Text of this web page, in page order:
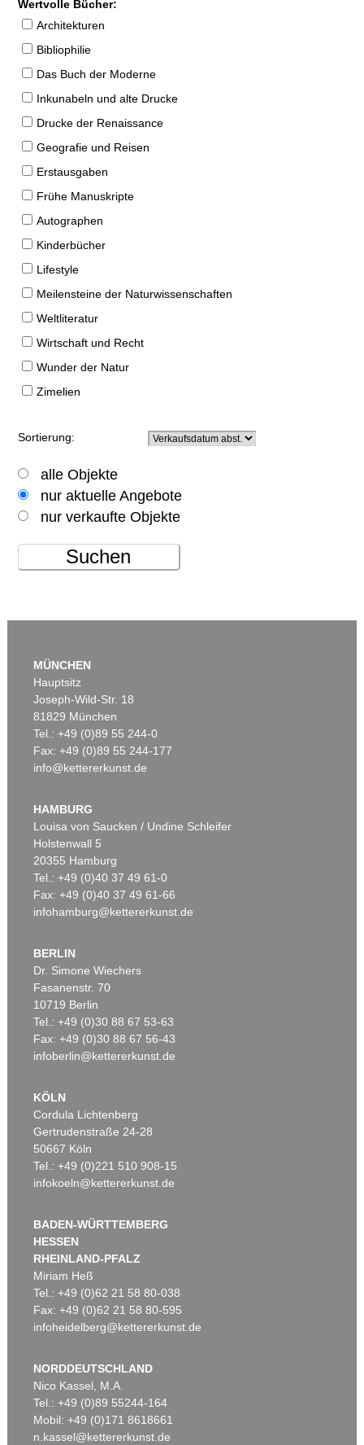
Wertvolle Bücher:
Architekturen
Bibliophilie
Das Buch der Moderne
Inkunabeln und alte Drucke
Drucke der Renaissance
Geografie und Reisen
Erstausgaben
Frühe Manuskripte
Autographen
Kinderbücher
Lifestyle
Meilensteine der Naturwissenschaften
Weltliteratur
Wirtschaft und Recht
Wunder der Natur
Zimelien
Sortierung:
alle Objekte
nur aktuelle Angebote
nur verkaufte Objekte
Suchen
MÜNCHEN
Hauptsitz
Joseph-Wild-Str. 18
81829 München
Tel.: +49 (0)89 55 244-0
Fax: +49 (0)89 55 244-177
info@kettererkunst.de
HAMBURG
Louisa von Saucken / Undine Schleifer
Holstenwall 5
20355 Hamburg
Tel.: +49 (0)40 37 49 61-0
Fax: +49 (0)40 37 49 61-66
infohamburg@kettererkunst.de
BERLIN
Dr. Simone Wiechers
Fasanenstr. 70
10719 Berlin
Tel.: +49 (0)30 88 67 53-63
Fax: +49 (0)30 88 67 56-43
infoberlin@kettererkunst.de
KÖLN
Cordula Lichtenberg
Gertrudenstraße 24-28
50667 Köln
Tel.: +49 (0)221 510 908-15
infokoeln@kettererkunst.de
BADEN-WÜRTTEMBERG
HESSEN
RHEINLAND-PFALZ
Miriam Heß
Tel.: +49 (0)62 21 58 80-038
Fax: +49 (0)62 21 58 80-595
infoheidelberg@kettererkunst.de
NORDDEUTSCHLAND
Nico Kassel, M.A.
Tel.: +49 (0)89 55244-164
Mobil: +49 (0)171 8618661
n.kassel@kettererkunst.de